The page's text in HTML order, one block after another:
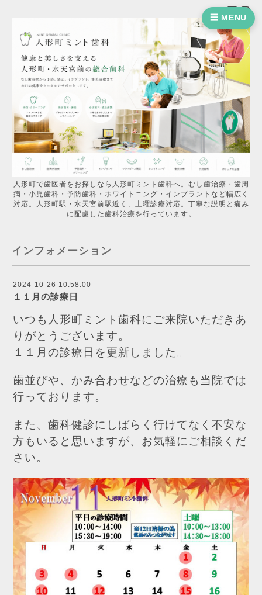
☰ MENU
人形町で歯医者をお探しなら人形町ミント歯科へ。むし歯治療・歯周
病・小児歯科・予防歯科・ホワイトニング・インプラントなど幅広く
対応。人形町駅・水天宮前駅近く、土曜診療対応。丁寧な説明と痛み
に配慮した歯科治療を行っています。
インフォメーション
2024-10-26 10:58:00
１１月の診療日
いつも人形町ミント歯科にご来院いただきあ
りがとうございます。
１１月の診療日を更新しました。
歯並びや、かみ合わせなどの治療も当院では
行っております。
また、歯科健診にしばらく行けてなく不安な
方もいると思いますが、お気軽にご相談くだ
さい。